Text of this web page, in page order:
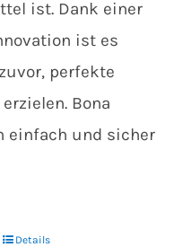
ist. Dank einer
ist es
perfekte
Bona
einfach und sicher
Details